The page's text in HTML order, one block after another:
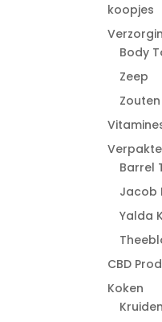
koopjes
Body
Zeep
Zouten
Barrel
Jacob
Yalda
CBD
Koken
Kruiden